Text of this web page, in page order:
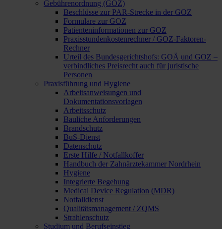
Gebührenordnung (GOZ)
Beschlüsse zur PAR-Strecke in der GOZ
Formulare zur GOZ
Patienteninformationen zur GOZ
Praxisstundenkostenrechner / GOZ-Faktoren-
Rechner
Urteil des Bundesgerichtshofs: GOÄ und GOZ –
verbindliches Preisrecht auch für juristische
Personen
Praxisführung und Hygiene
Arbeitsanweisungen und
Dokumentationsvorlagen
Arbeitsschutz
Bauliche Anforderungen
Brandschutz
BuS-Dienst
Datenschutz
Erste Hilfe / Notfallkoffer
Handbuch der Zahnärztekammer Nordrhein
Hygiene
Integrierte Begehung
Medical Device Regulation (MDR)
Notfalldienst
Qualitätsmanagement / ZQMS
Strahlenschutz
Studium und Berufseinstieg